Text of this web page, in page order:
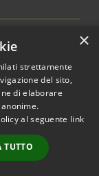
2026 • Comune di
di Romagna •
byMunicipium
redazione
×
strettamente
del sito,
di elaborare
al seguente link
TUTTO